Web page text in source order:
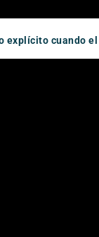
explícito cuando